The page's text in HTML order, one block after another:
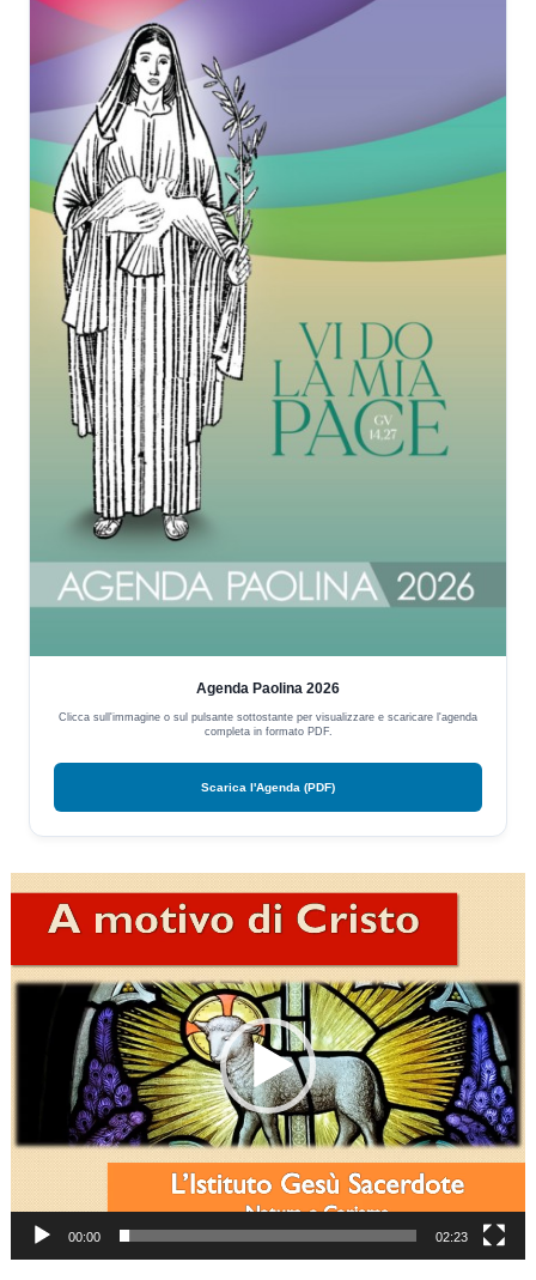
Agenda Paolina 2026
Clicca sull'immagine o sul pulsante sottostante per visualizzare e scaricare l'agenda
completa in formato PDF.
Scarica l'Agenda (PDF)
Player
00:00 02:23